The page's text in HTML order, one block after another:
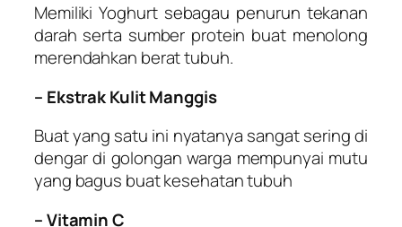
Memiliki Yoghurt sebagau penurun tekanan
darah serta sumber protein buat menolong
merendahkan berat tubuh.
– Ekstrak Kulit Manggis
Buat yang satu ini nyatanya sangat sering di
dengar di golongan warga mempunyai mutu
yang bagus buat kesehatan tubuh
– Vitamin C